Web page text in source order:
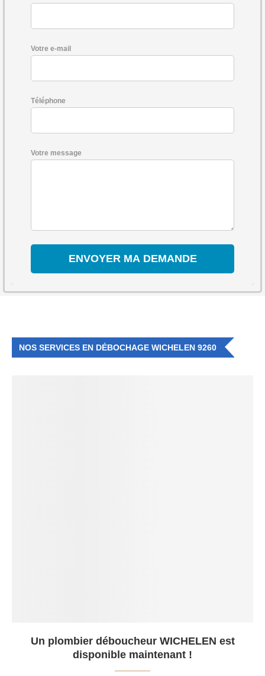
Votre e-mail
Téléphone
Votre message
NOS SERVICES EN DÉBOCHAGE WICHELEN 9260
Un plombier déboucheur WICHELEN est
disponible maintenant !